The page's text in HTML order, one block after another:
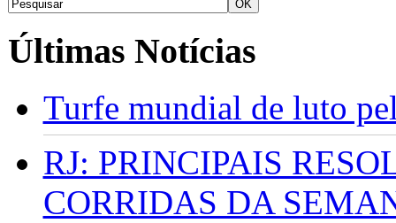
Últimas Notícias
Turfe mundial de luto
RJ: PRINCIPAIS
CORRIDAS DA